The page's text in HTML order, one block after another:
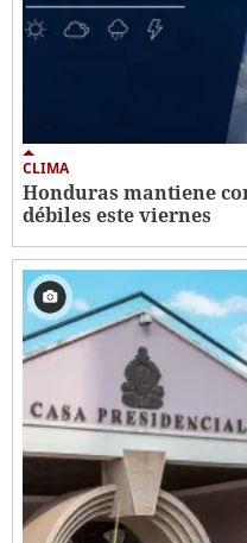
CLIMA
Honduras mantiene
débiles este viernes